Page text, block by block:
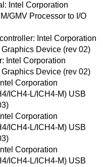
Intel Corporation
GMV Processor to I/O
Intel Corporation
Device (rev 02)
Intel Corporation
Device (rev 02)
Corporation
ICH4-L/ICH4-M) USB
Corporation
ICH4-L/ICH4-M) USB
Corporation
ICH4-L/ICH4-M) USB